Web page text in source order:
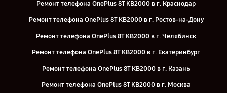
Ремонт телефона OnePlus 8T KB2000 в г. Краснодар
Ремонт телефона OnePlus 8T KB2000 в г. Ростов-на-Дону
Ремонт телефона OnePlus 8T KB2000 в г. Челябинск
Ремонт телефона OnePlus 8T KB2000 в г. Екатеринбург
Ремонт телефона OnePlus 8T KB2000 в г. Казань
Ремонт телефона OnePlus 8T KB2000 в г. Москва